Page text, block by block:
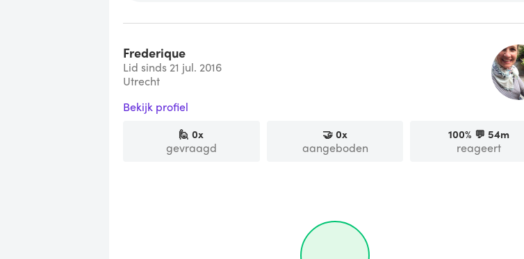
Frederique
Lid sinds 21 jul. 2016
Utrecht
Bekijk profiel
🙋0x
gevraagd
🤝0x
aangeboden
100% 💬 54m
reageert